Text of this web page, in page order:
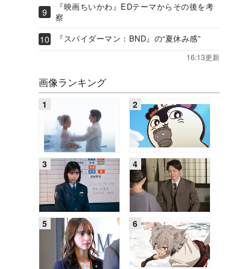
『映画ちいかわ』EDテーマからその後を考
察
『スパイダーマン：BND』の“夏休み感”
16:13更新
画像ランキング